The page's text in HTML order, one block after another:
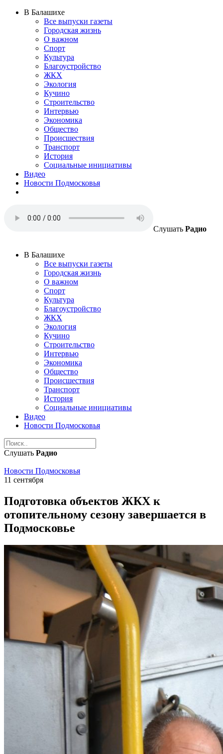
В Балашихе
Все выпуски газеты
Городская жизнь
О важном
Спорт
Культура
Благоустройство
ЖКХ
Экология
Кучино
Строительство
Интервью
Экономика
Общество
Происшествия
Транспорт
История
Социальные инициативы
Видео
Новости Подмосковья
Слушать Радио
В Балашихе
Все выпуски газеты
Городская жизнь
О важном
Спорт
Культура
Благоустройство
ЖКХ
Экология
Кучино
Строительство
Интервью
Экономика
Общество
Происшествия
Транспорт
История
Социальные инициативы
Видео
Новости Подмосковья
Слушать Радио
Новости Подмосковья
11 сентября
Подготовка объектов ЖКХ к
отопительному сезону завершается в
Подмосковье